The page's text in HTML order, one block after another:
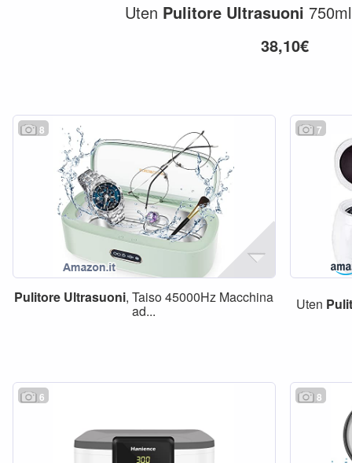
Uten Pulitore Ultrasuoni
38,10€
8
Pulitore Ultrasuoni, Taiso 45000Hz Macchina
ad...
7
Uten
6 8